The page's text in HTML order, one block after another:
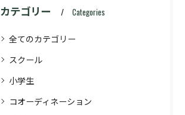
カテゴリー Categories
全てのカテゴリー
スクール
小学生
コオーディネーション